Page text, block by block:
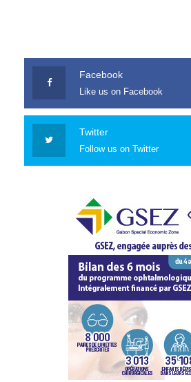
Facebook
Like us on Facebook
Twitter
Follow us on Twitter